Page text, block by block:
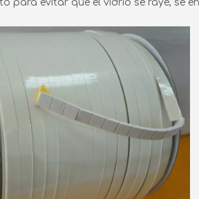
para evitar que el vidrio se raye, se